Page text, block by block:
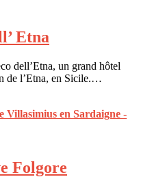
Etna
dell’Etna, un grand hôtel
de l’Etna, en Sicile.…
Folgore